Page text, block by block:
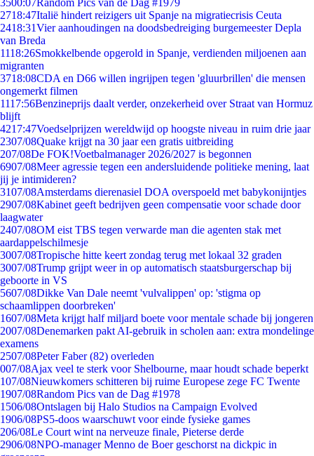
3500:07Random Pics van de Dag #1979
2718:47Italië hindert reizigers uit Spanje na migratiecrisis Ceuta
2418:31Vier aanhoudingen na doodsbedreiging burgemeester Depla
van Breda
1118:26Smokkelbende opgerold in Spanje, verdienden miljoenen aan
migranten
3718:08CDA en D66 willen ingrijpen tegen 'gluurbrillen' die mensen
ongemerkt filmen
1117:56Benzineprijs daalt verder, onzekerheid over Straat van Hormuz
blijft
4217:47Voedselprijzen wereldwijd op hoogste niveau in ruim drie jaar
2307/08Quake krijgt na 30 jaar een gratis uitbreiding
207/08De FOK!Voetbalmanager 2026/2027 is begonnen
6907/08Meer agressie tegen een andersluidende politieke mening, laat
jij je intimideren?
3107/08Amsterdams dierenasiel DOA overspoeld met babykonijntjes
2907/08Kabinet geeft bedrijven geen compensatie voor schade door
laagwater
2407/08OM eist TBS tegen verwarde man die agenten stak met
aardappelschilmesje
3007/08Tropische hitte keert zondag terug met lokaal 32 graden
3007/08Trump grijpt weer in op automatisch staatsburgerschap bij
geboorte in VS
5607/08Dikke Van Dale neemt 'vulvalippen' op: 'stigma op
schaamlippen doorbreken'
1607/08Meta krijgt half miljard boete voor mentale schade bij jongeren
2007/08Denemarken pakt AI-gebruik in scholen aan: extra mondelinge
examens
2507/08Peter Faber (82) overleden
007/08Ajax veel te sterk voor Shelbourne, maar houdt schade beperkt
107/08Nieuwkomers schitteren bij ruime Europese zege FC Twente
1907/08Random Pics van de Dag #1978
1506/08Ontslagen bij Halo Studios na Campaign Evolved
1906/08PS5-doos waarschuwt voor einde fysieke games
206/08Le Court wint na nerveuze finale, Pieterse derde
2906/08NPO-manager Menno de Boer geschorst na dickpic in